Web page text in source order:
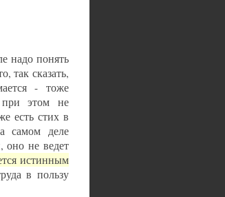
надо понять
так сказать,
- тоже
при этом не
есть стих в
самом деле
оно не ведет
истинным
в пользу